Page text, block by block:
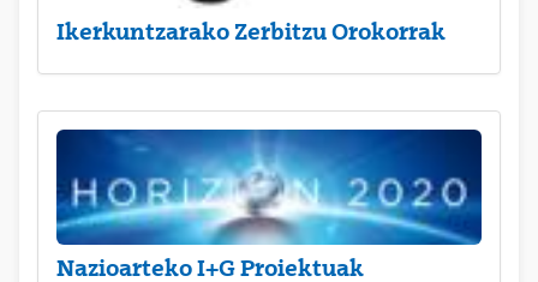
Ikerkuntzarako Zerbitzu Orokorrak
Nazioarteko I+G Proiektuak